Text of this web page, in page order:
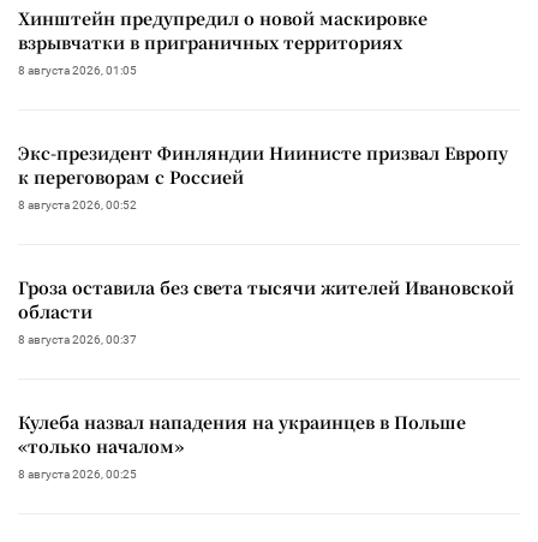
Хинштейн предупредил о новой маскировке
взрывчатки в приграничных территориях
8 августа 2026, 01:05
Экс-президент Финляндии Ниинисте призвал Европу
к переговорам с Россией
8 августа 2026, 00:52
Гроза оставила без света тысячи жителей Ивановской
области
8 августа 2026, 00:37
Кулеба назвал нападения на украинцев в Польше
«только началом»
8 августа 2026, 00:25